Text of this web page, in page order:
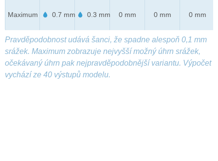
Maximum 0.7 mm 0.3 mm 0 mm 0 mm 0 mm
Pravděpodobnost udává šanci, že spadne alespoň 0,1 mm
srážek. Maximum zobrazuje nejvyšší možný úhrn srážek,
očekávaný úhrn pak nejpravděpodobnější variantu. Výpočet
vychází ze 40 výstupů modelu.